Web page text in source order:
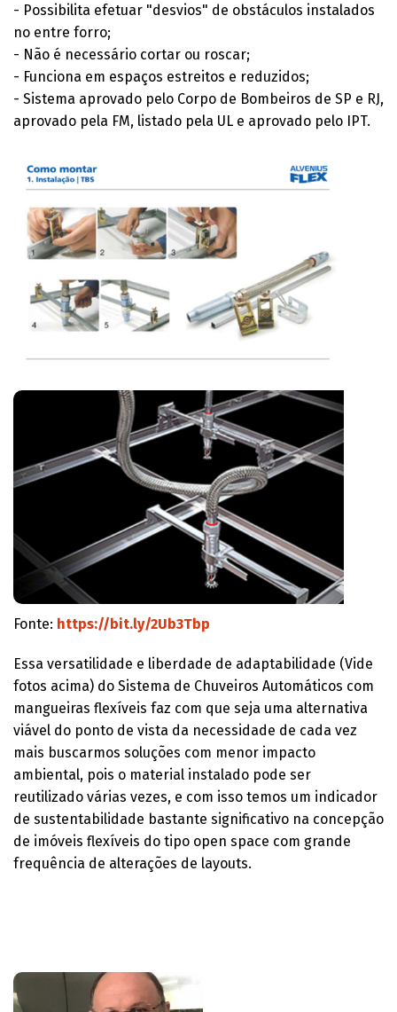
- Possibilita efetuar "desvios" de obstáculos instalados
no entre forro;
- Não é necessário cortar ou roscar;
- Funciona em espaços estreitos e reduzidos;
- Sistema aprovado pelo Corpo de Bombeiros de SP e RJ,
aprovado pela FM, listado pela UL e aprovado pelo IPT.
Fonte: https://bit.ly/2Ub3Tbp
Essa versatilidade e liberdade de adaptabilidade (Vide
fotos acima) do Sistema de Chuveiros Automáticos com
mangueiras flexíveis faz com que seja uma alternativa
viável do ponto de vista da necessidade de cada vez
mais buscarmos soluções com menor impacto
ambiental, pois o material instalado pode ser
reutilizado várias vezes, e com isso temos um indicador
de sustentabilidade bastante significativo na concepção
de imóveis flexíveis do tipo open space com grande
frequência de alterações de layouts.